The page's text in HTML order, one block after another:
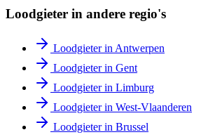
Loodgieter in andere regio's
Loodgieterin Antwerpen
Loodgieterin Gent
Loodgieterin Limburg
Loodgieterin West-Vlaanderen
Loodgieterin Brussel